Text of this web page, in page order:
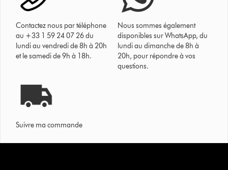
Contactez nous par téléphone
au +33 1 59 24 07 26 du
lundi au vendredi de 8h à 20h
et le samedi de 9h à 18h.
Nous sommes également
disponibles sur WhatsApp, du
lundi au dimanche de 8h à
20h, pour répondre à vos
questions.
Suivre ma commande